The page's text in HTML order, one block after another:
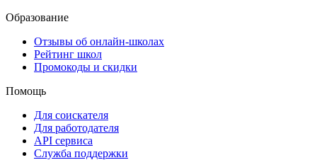
Образование
Отзывы об онлайн-школах
Рейтинг школ
Промокоды и скидки
Помощь
Для соискателя
Для работодателя
API сервиса
Служба поддержки